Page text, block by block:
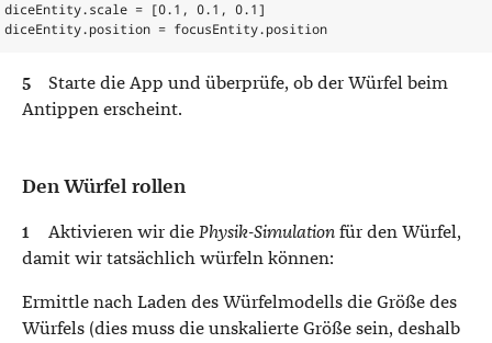
diceEntity.scale = [0.1 , 0.1 , 0.1]
diceEntity.position = focusEntity.position
Starte die App und überprüfe, ob der Würfel beim
Antippen erscheint.
Den Würfel rollen
Aktivieren wir die Physik-Simulation für den Würfel,
damit wir tatsächlich würfeln können:
Ermittle nach Laden des Würfelmodells die Größe des
Würfels (dies muss die unskalierte Größe sein, deshalb